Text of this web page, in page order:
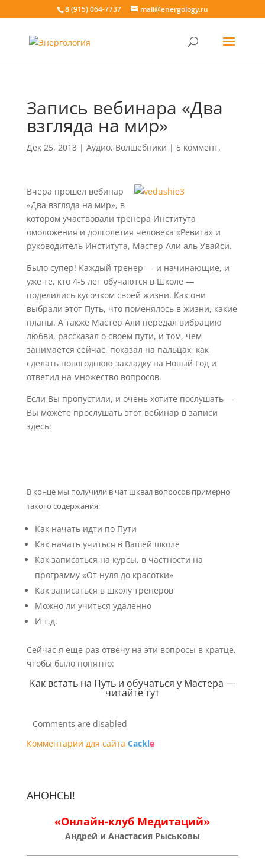
8 (915) 064-7737 mail@energology.ru
Запись вебинара «Два
взгляда на мир»
Дек 25, 2013 | Аудио, Волшебники | 5 коммент.
Вчера прошел вебинар
«Два взгляда на мир», в
котором участвовали тренера Института
омоложения и долголетия человека «Ревита» и
руководитель Института, Мастер Али аль Увайси.
Было супер! Каждый тренер — и начинающие, и
уже те, кто 4-5 лет обучаются в Школе —
поделились кусочком своей жизни. Как они
выбрали этот Путь, что поменялось в жизни, какие
планы. А также Мастер Али передал вибрацию
любви, рассказал о своем пути, и том, чем
занимается сейчас, показал на пальцах, как
сделать новогоднюю закладку на Новый Год и
ответил на множество вопросов.
Если Вы пропустили, и очень хотите послушать —
Вы можете прослушать этот вебинар в записи
здесь:
В конце мы получили в чат шквал вопросов примерно
такого содержания:
Как начать идти по Пути
Как начать учиться в Вашей школе
Как записаться на курсы, в частности на
программу «От нуля до красотки»
Как записаться в школу тренеров
Можно ли учиться удаленно
И т.д.
Сейчас я еще раз отвечу на эти вопросы в кратце,
чтобы было понятно:
Как встать на Путь и обучаться у Мастера —
читайте тут
Comments are disabled
Комментарии для сайта Cackle
АНОНСЫ!
«Онлайн-клуб Медитаций»
Андрей и Анастасия Рыськовы